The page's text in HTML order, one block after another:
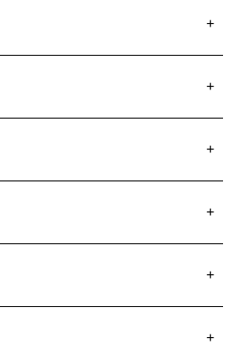
+
+
+
+
+
+